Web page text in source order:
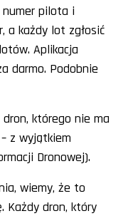
numer pilota i
a każdy lot zgłosić
Aplikacja
darmo. Podobnie
którego nie ma
z wyjątkiem
Dronowej).
wiemy, że to
Każdy dron, który